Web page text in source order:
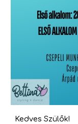
Kedves Szülők!